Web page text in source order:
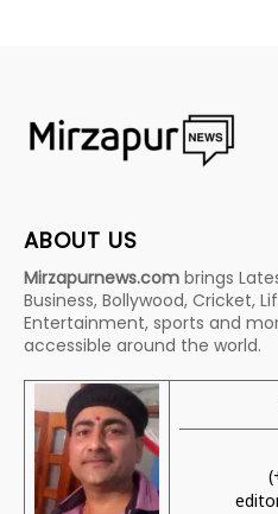
ABOUT US
Mirzapurnews.com brings
Business, Bollywood, Cricket,
Entertainment, sports and
accessible around the world.